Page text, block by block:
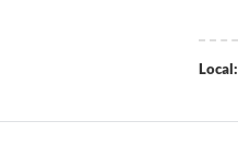
Local: